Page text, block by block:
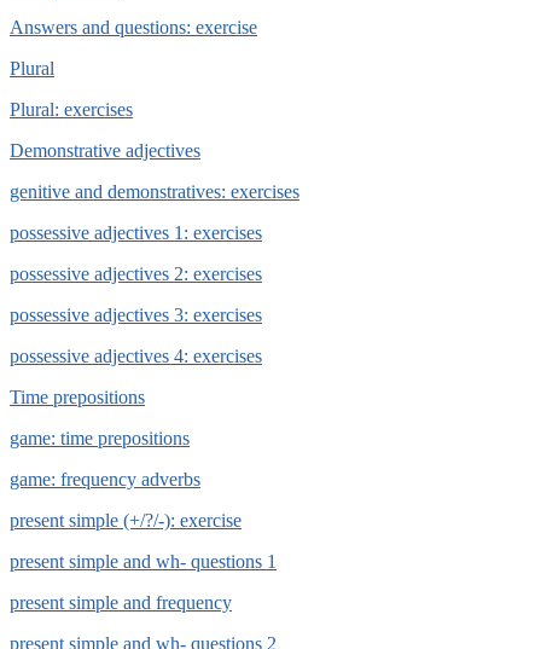
Answers and questions: exercise
Plural
Plural: exercises
Demonstrative adjectives
genitive and demonstratives: exercises
possessive adjectives 1: exercises
possessive adjectives 2: exercises
possessive adjectives 3: exercises
possessive adjectives 4: exercises
Time prepositions
game: time prepositions
game: frequency adverbs
present simple (+/?/-): exercise
present simple and wh- questions 1
present simple and frequency
present simple and wh- questions 2